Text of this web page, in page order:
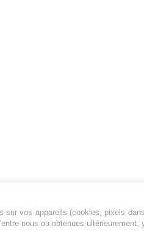
Jeunesfooteux est un
vos appareils (cookies, pixels
nous ou obtenues